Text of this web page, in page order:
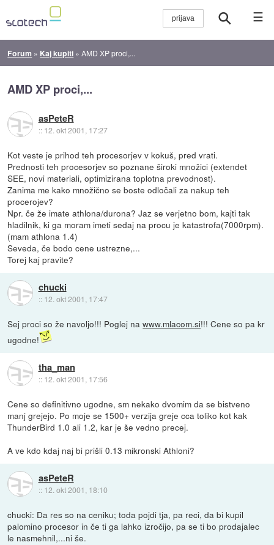
☰
Forum » Kaj kupiti »AMD XP proci,...
AMD XP proci,...
asPeteR
:: 12. okt 2001, 17:27
Kot veste je prihod teh procesorjev v kokuš, pred vrati.
Prednosti teh procesorjev so poznane široki množici (extendet
SEE, novi materiali, optimizirana toplotna prevodnost).
Zanima me kako množično se boste odločali za nakup teh
procerojev?
Npr. če že imate athlona/durona? Jaz se verjetno bom, kajti tak
hladilnik, ki ga moram imeti sedaj na procu je katastrofa(7000rpm).
(mam athlona 1.4)
Seveda, če bodo cene ustrezne,...
Torej kaj pravite?
chucki
:: 12. okt 2001, 17:47
Sej proci so že navoljo!!! Poglej nawww.mlacom.si!!! Cene so pa kr
ugodne!
tha_man
:: 12. okt 2001, 17:56
Cene so definitivno ugodne, sm nekako dvomim da se bistveno
manj grejejo. Po moje se 1500+ verzija greje cca toliko kot kak
ThunderBird 1.0 ali 1.2, kar je še vedno precej.
A ve kdo kdaj naj bi prišli 0.13 mikronski Athloni?
asPeteR
:: 12. okt 2001, 18:10
chucki: Da res so na ceniku; toda pojdi tja, pa reci, da bi kupil
palomino procesor in če ti ga lahko izročijo, pa se ti bo prodajalec
le nasmehnil,...ni še.